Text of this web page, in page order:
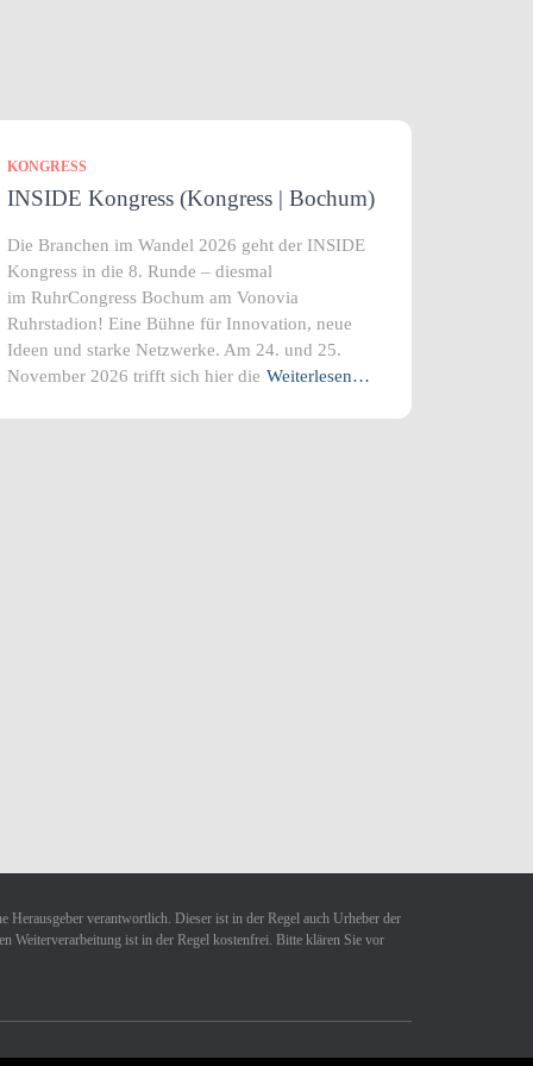
KONGRESS
INSIDE Kongress (Kongress | Bochum)
Die Branchen im Wandel 2026 geht der INSIDE
Kongress in die 8. Runde – diesmal
im RuhrCongress Bochum am Vonovia
Ruhrstadion! Eine Bühne für Innovation, neue
Ideen und starke Netzwerke. Am 24. und 25.
November 2026 trifft sich hier die Weiterlesen…
Herausgeber verantwortlich. Dieser ist in der Regel auch Urheber der
Weiterverarbeitung ist in der Regel kostenfrei. Bitte klären Sie vor